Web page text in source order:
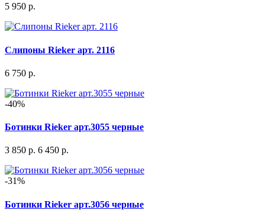
5 950 р.
Слипоны Rieker арт. 2116
6 750 р.
-40%
Ботинки Rieker арт.3055 черные
3 850 р. 6 450 р.
-31%
Ботинки Rieker арт.3056 черные